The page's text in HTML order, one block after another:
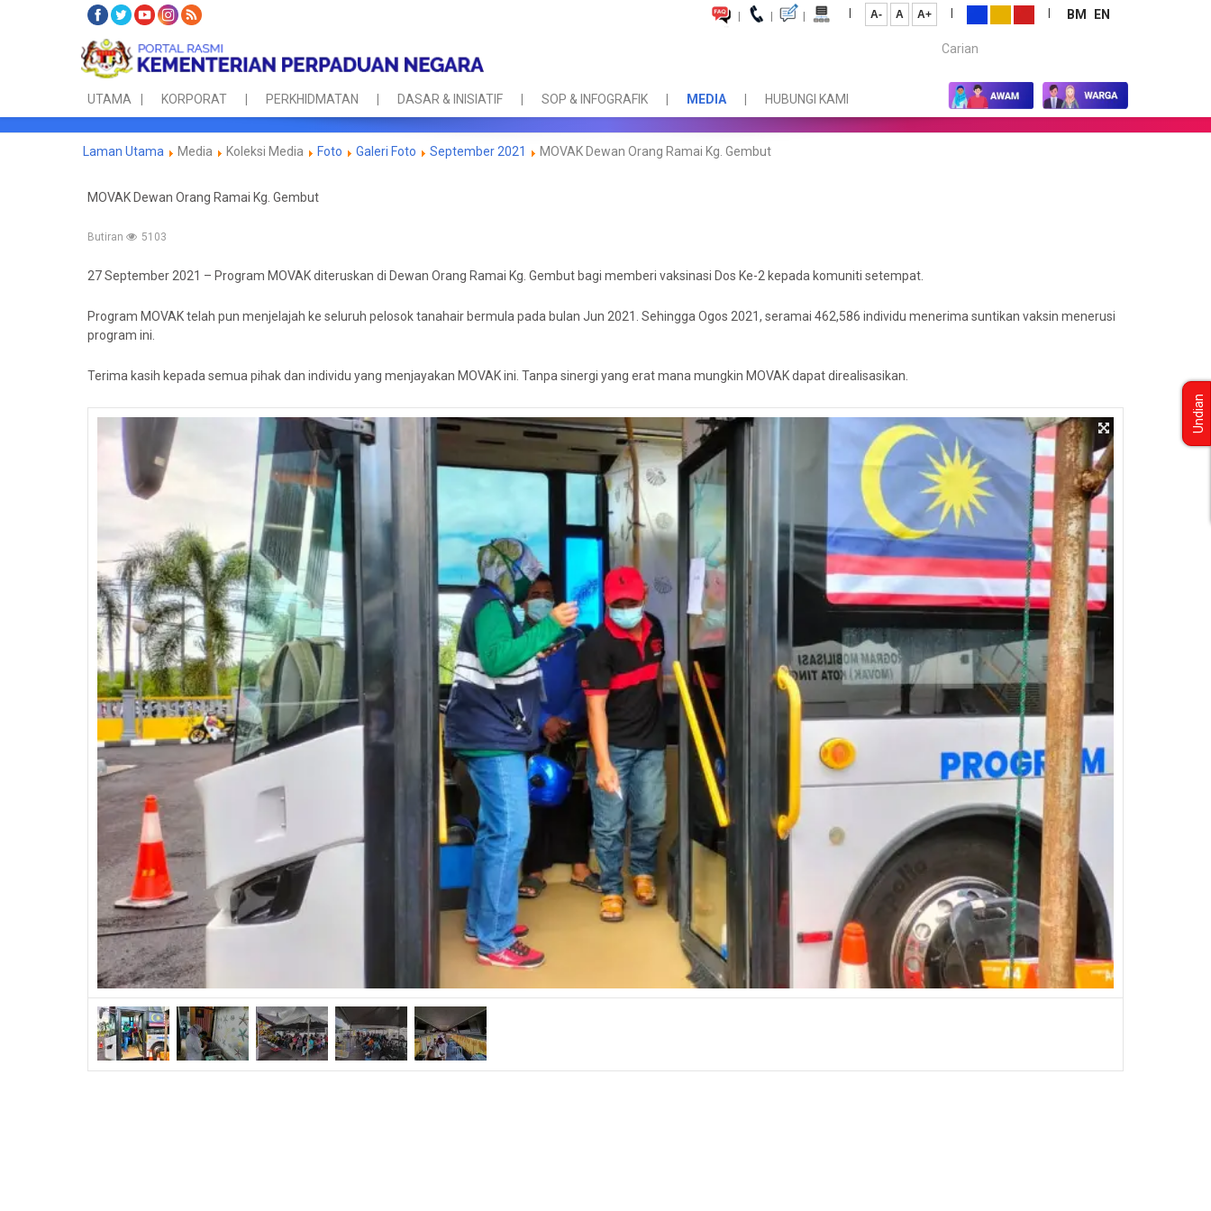
| | | | A- A A+ | | BM
EN
Carian...
UTAMA KORPORAT PERKHIDMATAN DASAR & INISIATIF SOP & INFOGRAFIK MEDIA HUBUNGI KAMI
Laman Utama Media Koleksi Media Foto Galeri Foto September 2021 MOVAK Dewan Orang Ramai Kg. Gembut
MOVAK Dewan Orang Ramai Kg. Gembut
Butiran 5103
27 September 2021 – Program MOVAK diteruskan di Dewan Orang Ramai Kg. Gembut bagi memberi vaksinasi Dos Ke-2 kepada komuniti setempat.
Program MOVAK telah pun menjelajah ke seluruh pelosok tanahair bermula pada bulan Jun 2021. Sehingga Ogos 2021, seramai 462,586 individu menerima suntikan vaksin menerusi
program ini.
Terima kasih kepada semua pihak dan individu yang menjayakan MOVAK ini. Tanpa sinergi yang erat mana mungkin MOVAK dapat direalisasikan.
Undian